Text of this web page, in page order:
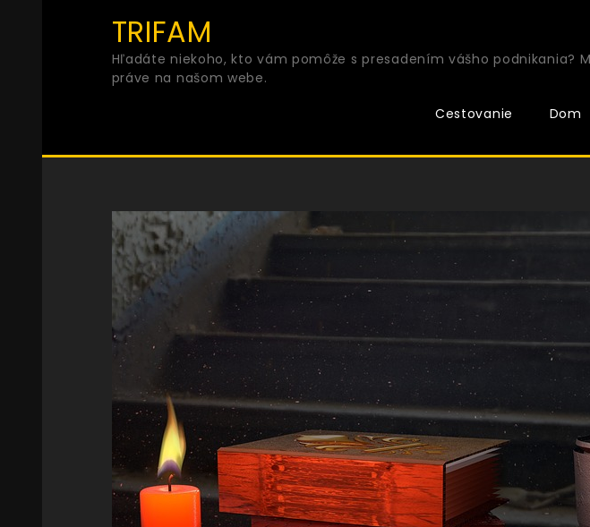
TRIFAM
Hľadáte niekoho, kto vám pomôže s presadením vášho podnikania?
práve na našom webe.
Cestovanie
Dom